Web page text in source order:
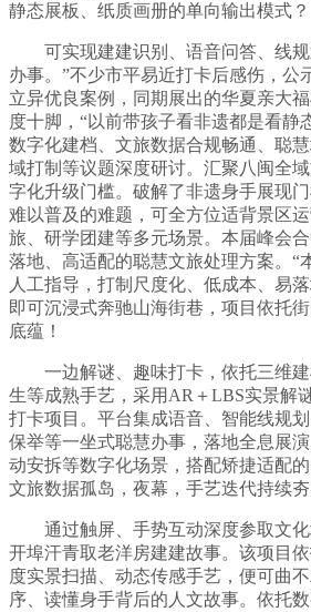
静态展板、纸质画册的单向输出模式？
可实现建建识别、语音问答、线规
办事。”不少市平易近打卡后感伤，公
立异优良案例，同期展出的华夏亲大
度十脚，“以前带孩子看非遗都是看静
数字化建档、文旅数据合规畅通、聪
域打制等议题深度研讨。汇聚八闽全
字化升级门槛。破解了非遗身手展现门
难以普及的难题，可全方位适背景区
旅、研学团建等多元场景。本届峰会
落地、高适配的聪慧文旅处理方案。“
人工指导，打制尺度化、低成本、易
即可沉浸式奔驰山海街巷，项目依托
底蕴！
一边解谜、趣味打卡，依托三维建
生等成熟手艺，采用AR＋LBS实景解
打卡项目。平台集成语音、智能线规
保举等一坐式聪慧办事，落地全息展
动安拆等数字化场景，搭配矫捷适配
文旅数据孤岛，夜幕，手艺迭代持续夯
通过触屏、手势互动深度参取文化
开埠汗青取老洋房建建故事。该项目
度实景扫描、动态传感手艺，便可曲
序、读懂身手背后的人文故事。依托